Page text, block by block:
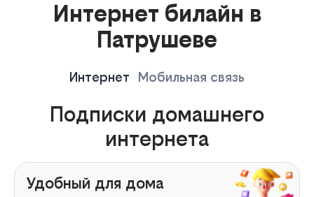
Интернет билайн в
Патрушеве
Интернет Мобильная связь
Подписки домашнего
интернета
Удобный для дома